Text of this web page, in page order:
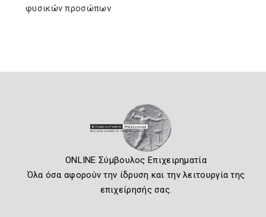
φυσικών προσώπων
ONLINE Σύμβουλος Επιχειρηματία
Όλα όσα αφορούν την ίδρυση και την λειτουργία της
επιχείρησής σας.